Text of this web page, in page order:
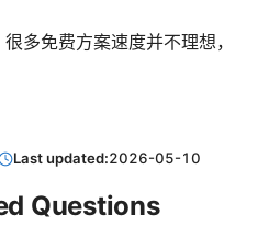
多免费方案速度并不理想，
Last updated:2026-05-10
Questions